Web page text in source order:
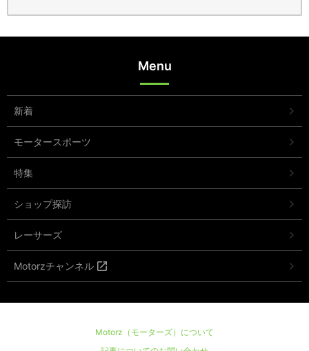
Menu
新着
モータースポーツ
特集
ショップ探訪
レーサーズ
Motorzチャンネル
Motorz（モーターズ）について